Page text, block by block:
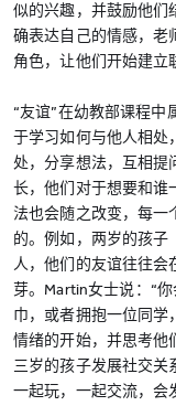
似的兴趣，并鼓励他们
确表达自己的情感，老
角色，让他们开始建立
“友谊”在幼教部课程中
于学习如何与他人相处
处，分享想法，互相提
长，他们对于想要和谁
法也会随之改变，每一
的。例如，两岁的孩子
人，他们的友谊往往会
芽。Martin女士说：“
巾，或者拥抱一位同学
情绪的开始，并思考他
三岁的孩子发展社交关
一起玩，一起交流，会